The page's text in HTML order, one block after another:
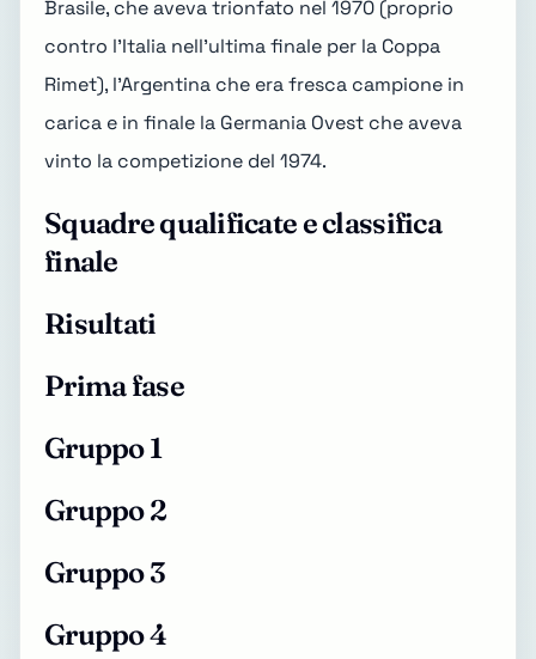
Brasile, che aveva trionfato nel 1970 (proprio
contro l'Italia nell'ultima finale per la Coppa
Rimet), l'Argentina che era fresca campione in
carica e in finale la Germania Ovest che aveva
vinto la competizione del 1974.
Squadre qualificate e classifica
finale
Risultati
Prima fase
Gruppo 1
Gruppo 2
Gruppo 3
Gruppo 4